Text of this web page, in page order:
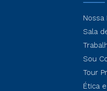
Nossa
Sala
Sou
Tour
Ética